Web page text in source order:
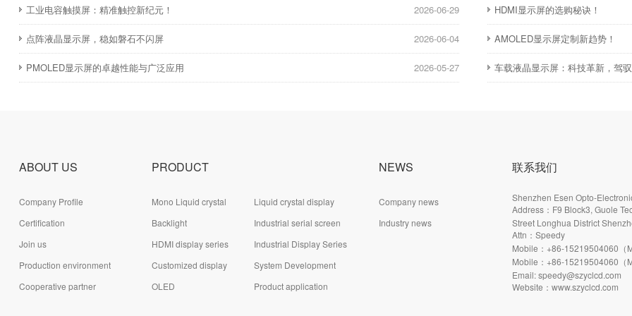
2026-06-29
​工业电容触摸屏：精准触控新纪元！ HDMI显示屏的选购秘诀！
2026-06-04
点阵液晶显示屏，稳如磐石不闪屏 AMOLED显示屏定制新趋势！
2026-05-27
PMOLED显示屏的卓越性能与广泛应用 车载液晶显示屏：科技革新，驾
ABOUT US
Company Profile
Certification
Join us
Production environment
Cooperative partner
PRODUCT
Mono Liquid crystal
display (LCD)
Liquid crystal display
module (LCD)
Backlight
Industrial serial screen
series
HDMI display series
Industrial Display Series
Customized display
series
System Development
Board Series
OLED Product application
NEWS
Company news
Industry news
联系我们
Shenzhen Esen Opto-
Address：F9 Block3, Guole
Street Longhua District
Attn：Speedy
Mobile：+86-15219504060（
Mobile：+86-15219504060（
Email: speedy@szyclcd.com
Website：www.szyclcd.com